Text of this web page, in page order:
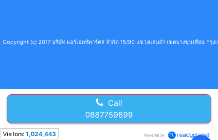
Copyright (c) 2017 บริษัท แอร์เอกซ์พาร์คส จำกัด 15/90 แขวงแสมดำ เขตบางขุนเทียน กรุ
Call
0887759899
Visitors: 1,024,443